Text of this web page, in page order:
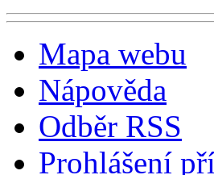
Mapa webu
Nápověda
Odběr RSS
Prohlášení